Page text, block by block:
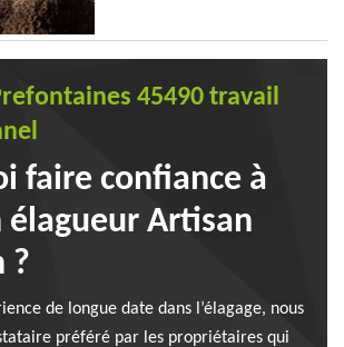
45490 travail
faire confiance à
élagueur Artisan
?
de longue date dans l’élagage, nous
préféré par les propriétaires qui